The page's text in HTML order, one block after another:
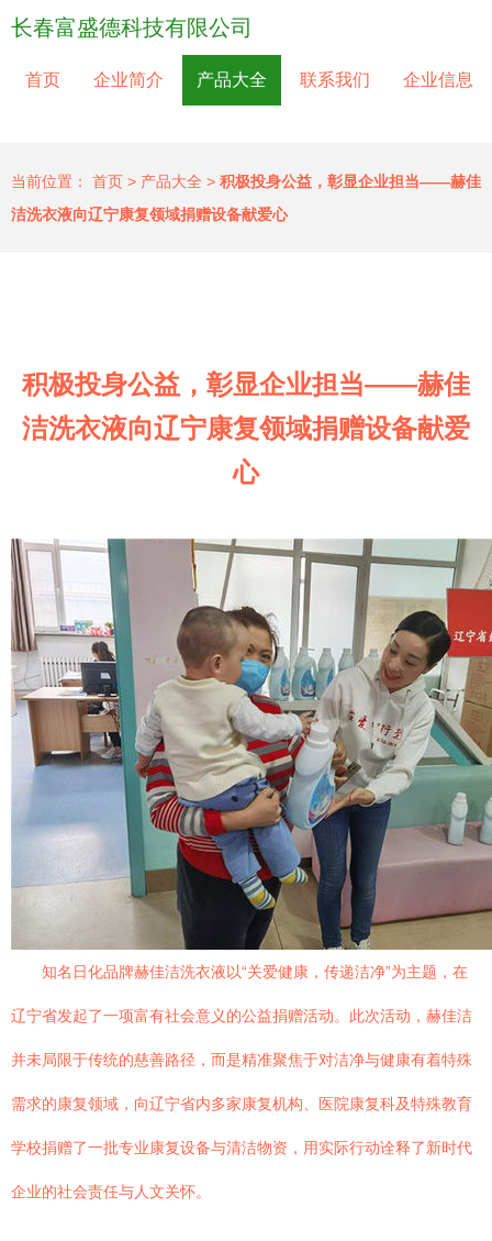
长春富盛德科技有限公司
首页 企业简介 产品大全 联系我们 企业信息
当前位置： 首页 > 产品大全 > 积极投身公益，彰显企业担当——赫佳
洁洗衣液向辽宁康复领域捐赠设备献爱心
积极投身公益，彰显企业担当——赫佳
洁洗衣液向辽宁康复领域捐赠设备献爱
心
知名日化品牌赫佳洁洗衣液以“关爱健康，传递洁净”为主题，在
辽宁省发起了一项富有社会意义的公益捐赠活动。此次活动，赫佳洁
并未局限于传统的慈善路径，而是精准聚焦于对洁净与健康有着特殊
需求的康复领域，向辽宁省内多家康复机构、医院康复科及特殊教育
学校捐赠了一批专业康复设备与清洁物资，用实际行动诠释了新时代
企业的社会责任与人文关怀。